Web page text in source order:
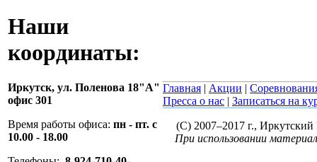
Наши
координаты:
Иркутск, ул. Поленова 18"А"
офис 301
Время работы офиса: пн - пт. с
10.00 - 18.00
Главная | Акции |
Пресса о нас | Записаться на
(C) 2007–2017 г.,
При использовании